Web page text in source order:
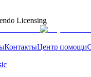
Licensing
КонтактыЦентр помощи